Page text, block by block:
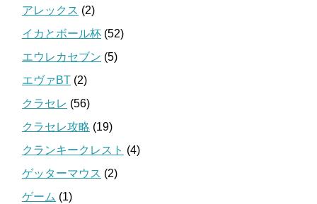
アレックス (2)
イカとボール杯 (52)
エウレカセブン (5)
エヴァBT (2)
クラセレ (56)
クラセレ攻略 (19)
クランキークレスト (4)
ゲッターマウス (2)
ゲーム (1)